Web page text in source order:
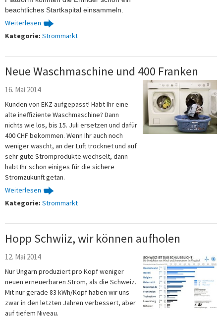
beachtliches Startkapital einsammeln.
Weiterlesen
Kategorie: Strommarkt
Neue Waschmaschine und 400 Franken
16. Mai 2014
Kunden von EKZ aufgepasst! Habt Ihr eine
alte ineffiziente Waschmaschine? Dann
nichts wie los, bis 15. Juli ersetzen und dafür
400 CHF bekommen. Wenn Ihr auch noch
weniger wascht, an der Luft trocknet und auf
sehr gute Stromprodukte wechselt, dann
habt Ihr schon einiges für die sichere
Stromzukunft getan.
Weiterlesen
Kategorie: Strommarkt
Hopp Schwiiz, wir können aufholen
12. Mai 2014
Nur Ungarn produziert pro Kopf weniger
neuen erneuerbaren Strom, als die Schweiz.
Mit nur gerade 83 kWh/Kopf haben wir uns
zwar in den letzten Jahren verbessert, aber
auf tiefem Niveau.